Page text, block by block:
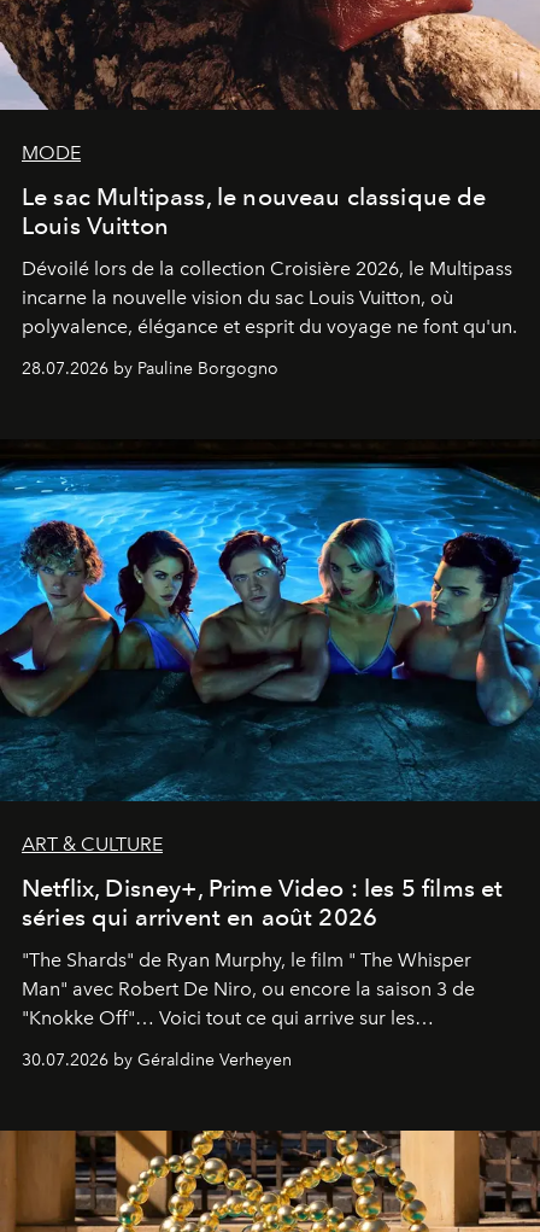
MODE
Le sac Multipass, le nouveau classique de
Louis Vuitton
Dévoilé lors de la collection Croisière 2026, le Multipass
incarne la nouvelle vision du sac Louis Vuitton, où
polyvalence, élégance et esprit du voyage ne font qu'un.
28.07.2026 by Pauline Borgogno
ART & CULTURE
Netflix, Disney+, Prime Video : les 5 films et
séries qui arrivent en août 2026
"The Shards" de Ryan Murphy, le film " The Whisper
Man" avec Robert De Niro, ou encore la saison 3 de
"Knokke Off"… Voici tout ce qui arrive sur les
plateformes de streaming en août 2026.
30.07.2026 by Géraldine Verheyen